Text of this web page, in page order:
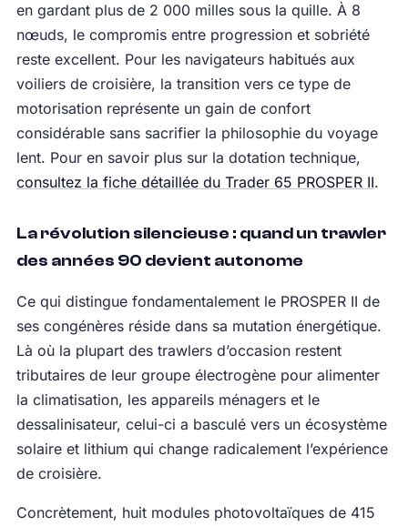
en gardant plus de 2 000 milles sous la quille. À 8
nœuds, le compromis entre progression et sobriété
reste excellent. Pour les navigateurs habitués aux
voiliers de croisière, la transition vers ce type de
motorisation représente un gain de confort
considérable sans sacrifier la philosophie du voyage
lent. Pour en savoir plus sur la dotation technique,
consultez la fiche détaillée du Trader 65 PROSPER II.
La révolution silencieuse : quand un trawler
des années 90 devient autonome
Ce qui distingue fondamentalement le PROSPER II de
ses congénères réside dans sa mutation énergétique.
Là où la plupart des trawlers d’occasion restent
tributaires de leur groupe électrogène pour alimenter
la climatisation, les appareils ménagers et le
dessalinisateur, celui-ci a basculé vers un écosystème
solaire et lithium qui change radicalement l’expérience
de croisière.
Concrètement, huit modules photovoltaïques de 415